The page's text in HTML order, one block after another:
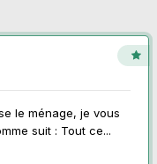
le ménage, je vous
suit : Tout ce...